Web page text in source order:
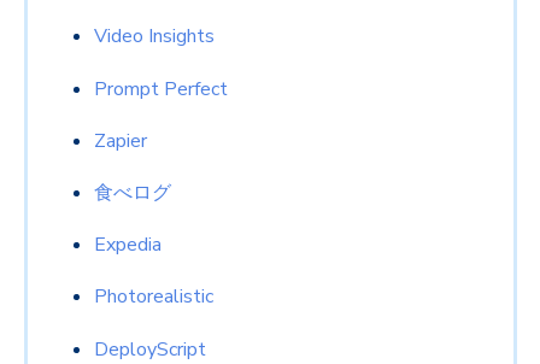
Video Insights
Prompt Perfect
Zapier
食べログ
Expedia
Photorealistic
DeployScript